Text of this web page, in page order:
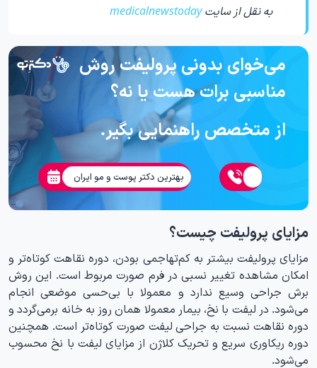
به نقل از سایتmedicalnewstoday
می‌خوای بدونی پرولیفت روش
مناسبی برات هست یا نه؟
از متخصص راهنمایی بگیر.
بهترین دکتر پوست و مو ایران
مزایای پرولیفت چیست؟
مزایای پرولیفت بیشتر به کم‌تهاجمی بودن، دوره نقاهت کوتاه‌تر و
امکان مشاهده تغییر نسبی در فرم صورت مربوط است. این روش
برش جراحی وسیع ندارد و معمولا با بی‌حسی موضعی انجام
می‌شود. در لیفت با نخ، بیمار معمولا همان روز به خانه برمی‌گردد و
دوره نقاهت نسبت به جراحی لیفت صورت کوتاه‌تر است. همچنین
دوره ریکاوری سریع و تحریک کلاژن از مزایای لیفت با نخ محسوب
می‌شود.